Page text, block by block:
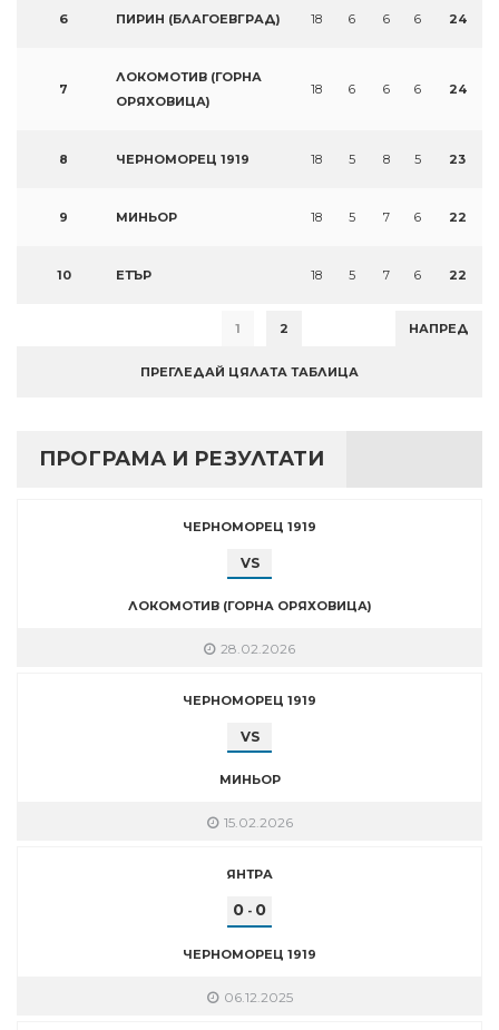
6 ПИРИН (БЛАГОЕВГРАД) 18 6 6 6 24
7
ЛОКОМОТИВ (ГОРНА
ОРЯХОВИЦА)
18 6 6 6 24
8 ЧЕРНОМОРЕЦ 1919 18 5 8 5 23
9 МИНЬОР 18 5 7 6 22
10 ЕТЪР 18 5 7 6 22
1 2 НАПРЕД
ПРЕГЛЕДАЙ ЦЯЛАТА ТАБЛИЦА
ПРОГРАМА И РЕЗУЛТАТИ
ЧЕРНОМОРЕЦ 1919
VS
ЛОКОМОТИВ (ГОРНА ОРЯХОВИЦА)
28.02.2026
ЧЕРНОМОРЕЦ 1919
VS
МИНЬОР
15.02.2026
ЯНТРА
0 - 0
ЧЕРНОМОРЕЦ 1919
06.12.2025